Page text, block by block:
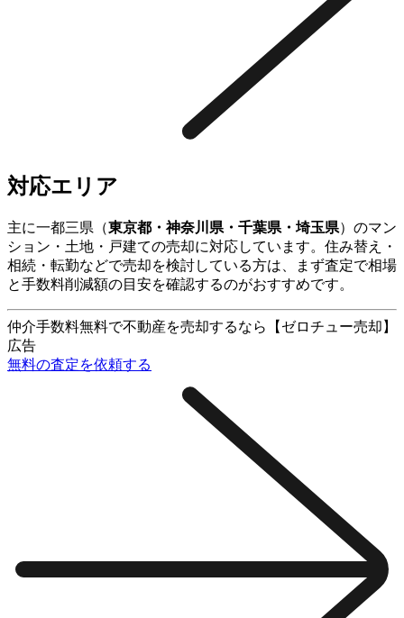
対応エリア
主に一都三県（東京都・神奈川県・千葉県・埼玉県）のマン
ション・土地・戸建ての売却に対応しています。住み替え・
相続・転勤などで売却を検討している方は、まず査定で相場
と手数料削減額の目安を確認するのがおすすめです。
仲介手数料無料で不動産を売却するなら【ゼロチュー売却】
広告
無料の査定を依頼する